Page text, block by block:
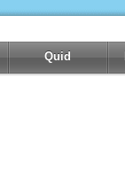
Quid